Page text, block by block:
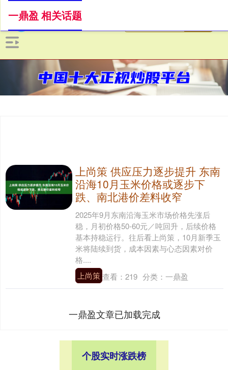
一鼎盈 相关话题
上尚策 供应压力逐步提升 东南
沿海10月玉米价格或逐步下
跌、南北港价差料收窄
2025年9月东南沿海玉米市场价格先涨后
稳，月初价格50-60元／吨回升，后续价格
基本持稳运行。往后看上尚策，10月新季玉
米将陆续到货，成本因素与心态因素对价
格....
上尚策查看： 219 分类： 一鼎盈
一鼎盈文章已加载完成
个股实时涨跌榜